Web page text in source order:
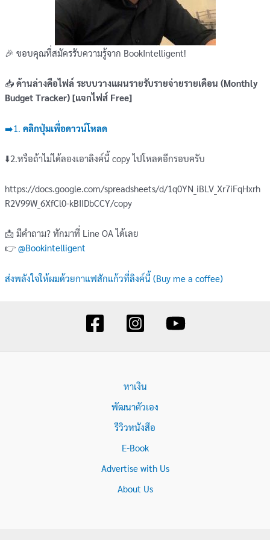
🎉 ขอบคุณที่สมัครรับความรู้จาก BookIntelligent!
📥 ด้านล่างคือไฟล์ ระบบวางแผนรายรับรายจ่ายรายเดือน (Monthly
Budget Tracker) [แจกไฟส์ Free]
➡️1.คลิกปุ่มเพื่อดาวน์โหลด
⬇️2.หรือถ้าไม่ได้ลองเอาลิงค์นี้ copy ไปโหลดอีกรอบครับ
https://docs.google.com/spreadsheets/d/1q0YN_iBLV_Xr7iFqHxrh
R2V99W_6XfCl0-kBIIDbCCY/copy
📩 มีคำถาม? ทักมาที่ Line OA ได้เลย
👉@Bookintelligent
ส่งพลังใจให้ผมด้วยกาแฟสักแก้วที่ลิงค์นี้ (Buy me a coffee)
หาเงิน
พัฒนาตัวเอง
รีวิวหนังสือ
E-Book
Advertise with Us
About Us